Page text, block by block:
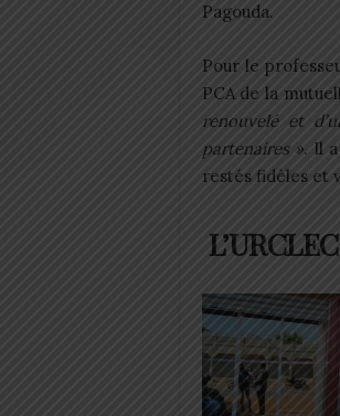
Pagouda.
Pour le
PCA de la
renouvelé et
partenaires ». Il
restés fidèles et